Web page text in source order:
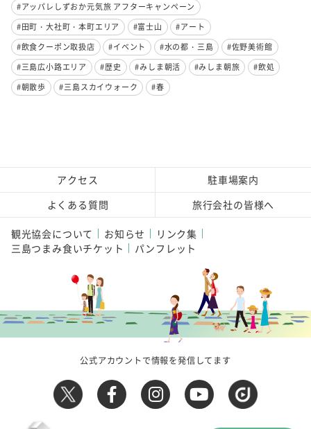
#アッパレしずおか元気旅 アフターキャンペーン
#田町・大社町・本町エリア
#富士山
#アート
#飲食クーポン取扱店
#イベント #水の都・三島
#佐野美術館
#三島広小路エリア
#歴史 #みしま朝活 #みしま朝旅
#飲処
#朝散歩
#三島スカイウォーク #春
アクセス
駐車場案内
よくある質問
旅行会社の皆様へ
観光協会について お知らせ
リンク集
三島つまみ食いチケット
パンフレット
公式アカウントで情報を発信してます